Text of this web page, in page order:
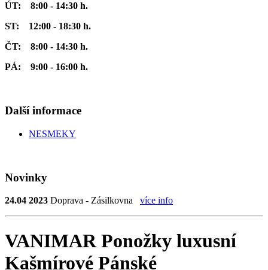
ÚT: 8:00 - 14:30 h.
ST: 12:00 - 18:30 h.
ČT: 8:00 - 14:30 h.
PÁ: 9:00 - 16:00 h.
Další informace
NESMEKY
Novinky
24.04 2023 Doprava - Zásilkovna více info
VANIMAR Ponožky luxusní
Kašmírové Pánské